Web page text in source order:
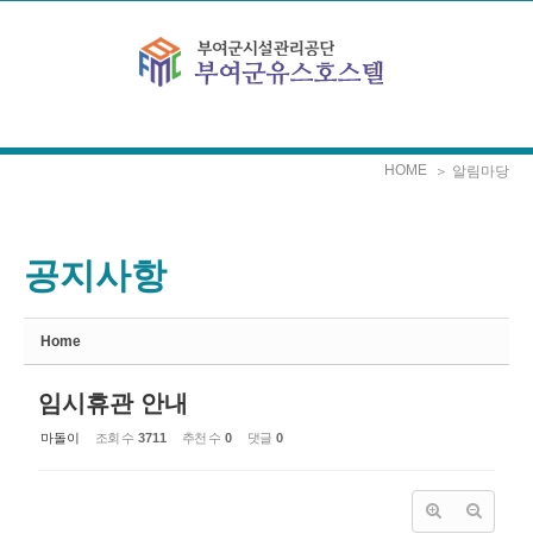
HOME ＞ 알림마당
공지사항
Home
임시휴관 안내
마돌이 조회 수 3711 추천 수 0 댓글 0